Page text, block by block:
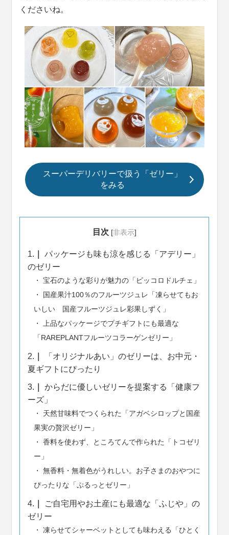
くださいね。
スーパーデリバリーで扱う「ゼリー」
をみる
目次 [非表示]
1.
パッケージも味も涼を感じる「アデリー」
のゼリー
宝石のような彩りが魅力の「ピッコロドルチェ」
国産果汁100％のフルーツジュレ「凍らせてもお
いしい 国産フルーツジュレ彩果しずく」
上品なパッケージでプチギフトにも最適な
「RAREPLANTフルーツコラーゲンゼリー」
2.
「オリジナルあい」のゼリーは、お中元・
夏ギフトにぴったり
3.
からだに優しいゼリーを提案する「健康フ
ーズ」
天然甘味料でつくられた「アガベシロップと国産
果実の贅沢ゼリー」
香料を使わず、ところてんで作られた「トコゼリ
ー」
無香料・無着色がうれしい。お子さまのおやつに
ぴったりな「ぷるっとゼリー」
4.
ご自宅用やお土産にも最適な「ふじや」の
ゼリー
凍らせてシャーベットとしても味わえる「ひとく